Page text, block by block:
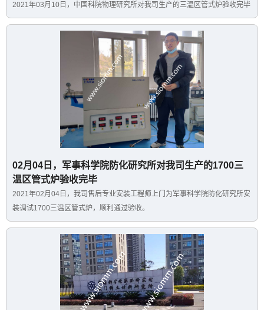
2021年03月10日，中国科院物理研究所对我司生产的三温区管式炉验收完毕
02月04日，军事科学院防化研究所对我司生产的1700三
温区管式炉验收完毕
2021年02月04日，我司售后专业安装工程师上门为军事科学院防化研究所安
装调试1700三温区管式炉，顺利通过验收。